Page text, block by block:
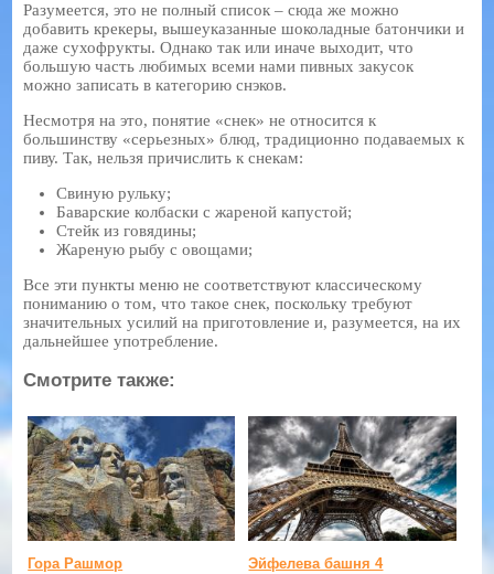
Разумеется, это не полный список – сюда же можно
добавить крекеры, вышеуказанные шоколадные батончики и
даже сухофрукты. Однако так или иначе выходит, что
большую часть любимых всеми нами пивных закусок
можно записать в категорию снэков.
Несмотря на это, понятие «снек» не относится к
большинству «серьезных» блюд, традиционно подаваемых к
пиву. Так, нельзя причислить к снекам:
Свиную рульку;
Баварские колбаски с жареной капустой;
Стейк из говядины;
Жареную рыбу с овощами;
Все эти пункты меню не соответствуют классическому
пониманию о том, что такое снек, поскольку требуют
значительных усилий на приготовление и, разумеется, на их
дальнейшее употребление.
Смотрите также:
Гора Рашмор Эйфелева башня 4